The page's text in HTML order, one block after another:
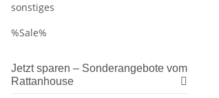
sonstiges
%Sale%
Jetzt sparen – Sonderangebote vom
Rattanhouse